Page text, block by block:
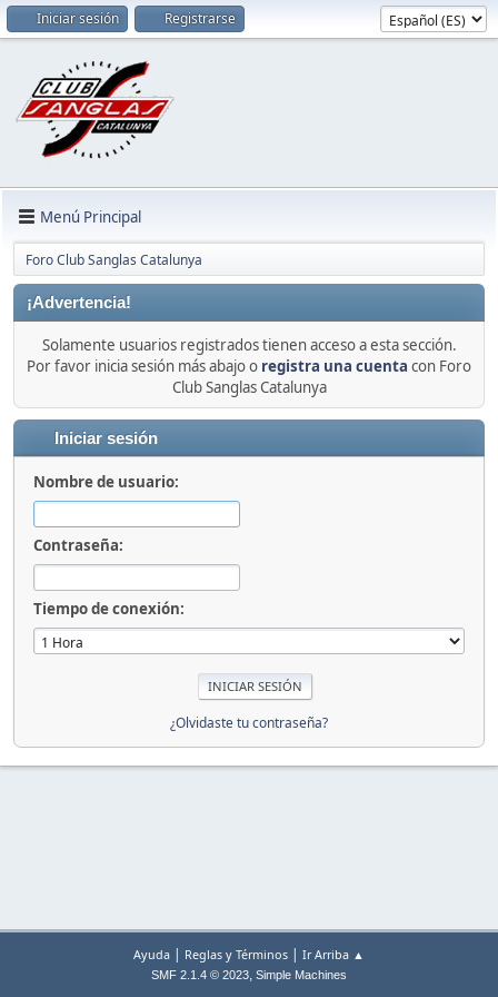
Iniciar sesión Registrarse
Menú Principal
Foro Club Sanglas Catalunya
¡Advertencia!
Solamente usuarios registrados tienen acceso a esta sección.
Por favor inicia sesión más abajo o registra una cuenta con Foro
Club Sanglas Catalunya
Iniciar sesión
Nombre de usuario:
Contraseña:
Tiempo de conexión:
¿Olvidaste tu contraseña?
Ayuda | Reglas y Términos | Ir Arriba ▲
SMF 2.1.4 © 2023, Simple Machines